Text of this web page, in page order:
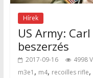
Hírek
US Army:
beszerzés
2017-09-16 4998
m3e1 , m4, recoilles rifle,